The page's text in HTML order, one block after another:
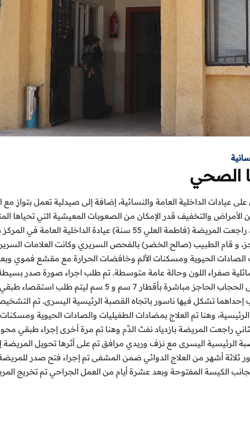
الصحي
عيادات الداخلية العامة والنسائية، إضافة إلى صيدلية تعمل بتوازٍ مع
الأمراض والتخفيف قدر الإمكان من الصعوبات المعيشية التي تحياها
أهم الخدمات. على سبيل المثال، راجعت المريضة (فاطمة العلي
و قام الطبيب (صالح الخضر) بالفحص السريري وكانت العلامات
الحيوية ومسكنات الألم وخافضات الحرارة مع مقشع فموي
صفراء اللون وحالة عامة متوسطة. تم طلب اجراء صورة صدر بسيطة
الفص السفلي للرئة اليسرى أعلى الحجاب الحاجز
تشكل فيها ناسور باتجاه القصبة الرئيسية اليسرى. تم
راجعت المريضة بازدياد نفث الدَّم وهنا تم مرة أخرى إجراء
ثلاثة أشهر من العلاج الدوائي ضمن المشفى تم إجراء فتح صدر
الكيسة المفتوحة وبعد عشرة أيام من العمل الجراحي تم تخريج